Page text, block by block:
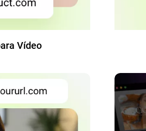
Vídeo